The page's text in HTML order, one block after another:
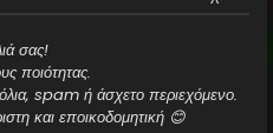
σας!
ποιότητας.
spam ή άσχετο περιεχόμενο.
και εποικοδομητική 😊